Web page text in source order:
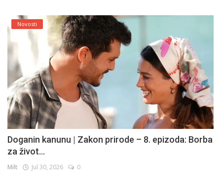
Novosti
Doganin kanunu | Zakon prirode – 8. epizoda: Borba
za život...
Milt Jul 30, 2026 0